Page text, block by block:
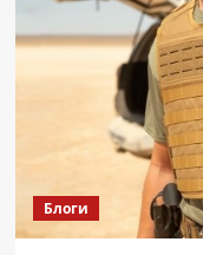
скандал
Горбунову.
Блоги